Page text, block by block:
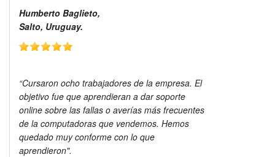
Humberto Baglieto,
Salto, Uruguay.
“Cursaron ocho trabajadores de la empresa. El
objetivo fue que aprendieran a dar soporte
online sobre las fallas o averías más frecuentes
de la computadoras que vendemos. Hemos
quedado muy conforme con lo que
aprendieron".